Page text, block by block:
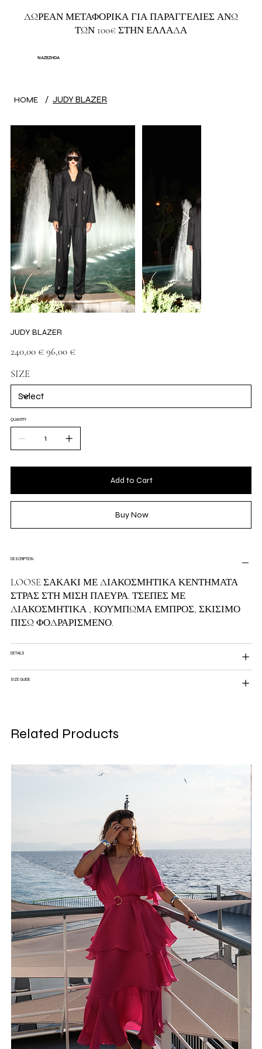
ΔΩΡΕΑΝ ΜΕΤΑΦΟΡΙΚΑ ΓΙΑ ΠΑΡΑΓΓΕΛΙΕΣ ΑΝΩ
ΤΩΝ 100€ ΣΤΗΝ ΕΛΛΑΔΑ
NAZEZHDA
HOME / JUDY BLAZER
JUDY BLAZER
price
240,00 €
Sale
price
96,00 €
SIZE
QUANTITY
Add to Cart
Buy Now
DESCRIPTION
LOOSE ΣΑΚΑΚΙ ΜΕ ΔΙΑΚΟΣΜΗΤΙΚΑ ΚΕΝΤΗΜΑΤΑ
ΣΤΡΑΣ ΣΤΗ ΜΙΣΗ ΠΛΕΥΡΑ. ΤΣΕΠΕΣ ΜΕ
ΔΙΑΚΟΣΜΗΤΙΚΑ , ΚΟΥΜΠΩΜΑ ΕΜΠΡΟΣ, ΣΚΙΣΙΜΟ
ΠΙΣΩ ΦΟΔΡΑΡΙΣΜΕΝΟ.
DETAILS
SIZE GUIDE
Related Products